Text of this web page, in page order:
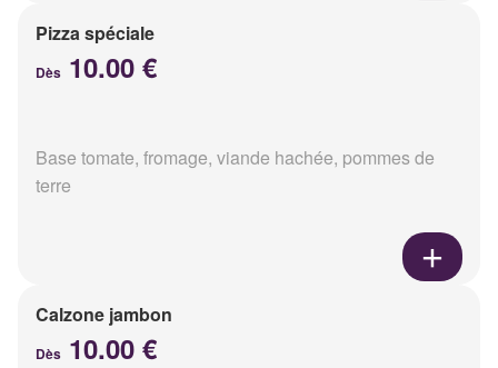
Pizza spéciale
Dès 10.00 €
Base tomate, fromage, viande hachée, pommes de
terre
Calzone jambon
Dès 10.00 €